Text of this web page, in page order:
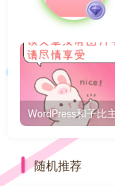
随机推荐